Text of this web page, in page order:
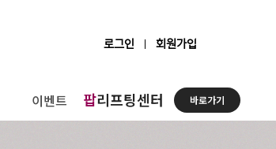
로그인 회원가입
이벤트 팝리프팅센터 바로가기